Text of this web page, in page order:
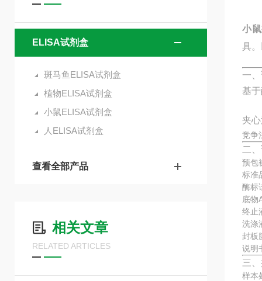
ELISA试剂盒
斑马鱼ELISA试剂盒
植物ELISA试剂盒
小鼠ELISA试剂盒
人ELISA试剂盒
查看全部产品
相关文章
RELATED ARTICLES
小
具
一
基
夹
竞争
二
预包
标准
酶标
底物
终止
洗涤
封板
说明
三
样本